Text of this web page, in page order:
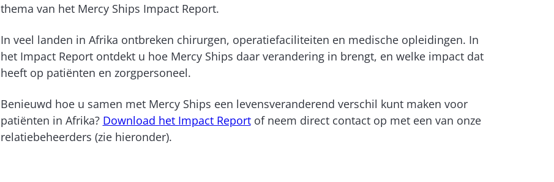
thema van het Mercy Ships Impact Report.
In veel landen in Afrika ontbreken chirurgen, operatiefaciliteiten en medische opleidingen. In
het Impact Report ontdekt u hoe Mercy Ships daar verandering in brengt, en welke impact dat
heeft op patiënten en zorgpersoneel.
Benieuwd hoe u samen met Mercy Ships een levensveranderend verschil kunt maken voor
patiënten in Afrika? Download het Impact Reportof neem direct contact op met een van onze
relatiebeheerders (zie hieronder).